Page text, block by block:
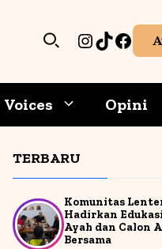
TikTok
Gadget
Game-Aplikasi
Internet &
palsu
analisis
sebelum
Voices Opini
TERBARU
Komunitas
Hadirkan
Ayah dan Calon
Bersama